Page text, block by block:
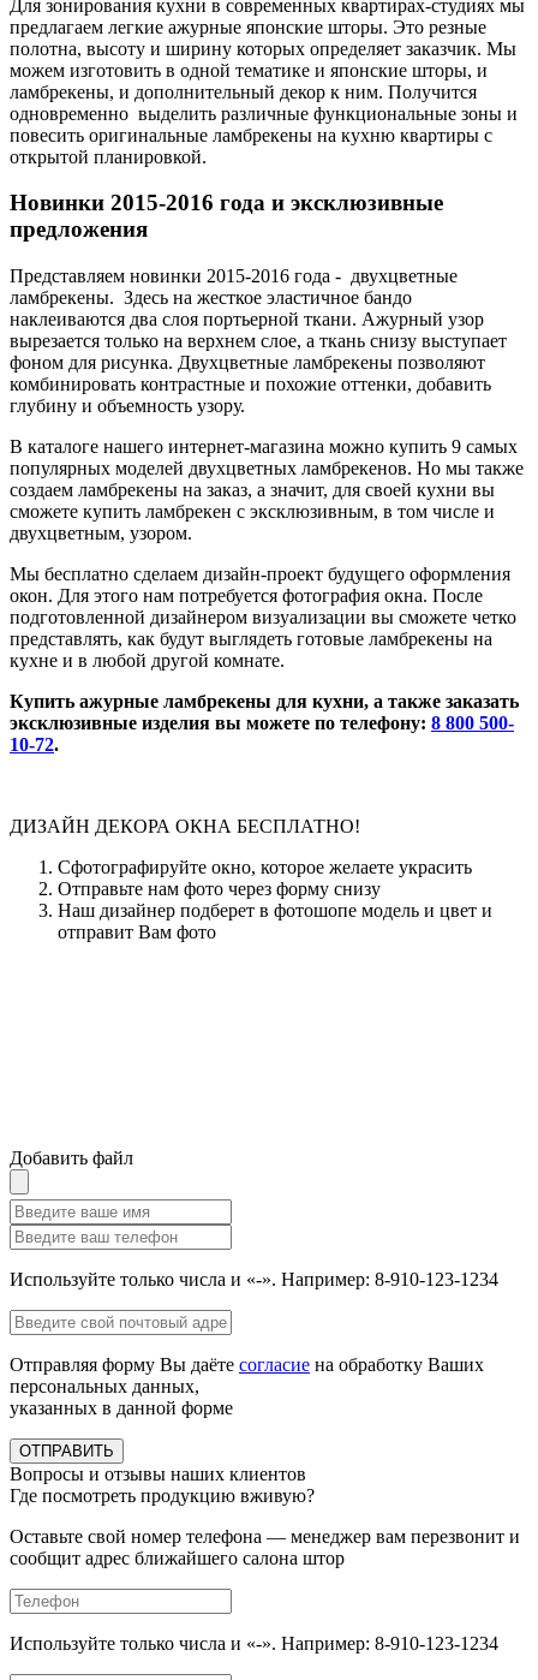
Для зонирования кухни в современных квартирах-студиях мы
предлагаем легкие ажурные японские шторы. Это резные
полотна, высоту и ширину которых определяет заказчик. Мы
можем изготовить в одной тематике и японские шторы, и
ламбрекены, и дополнительный декор к ним. Получится
одновременно выделить различные функциональные зоны и
повесить оригинальные ламбрекены на кухню квартиры с
открытой планировкой.
Новинки 2015-2016 года и эксклюзивные
предложения
Представляем новинки 2015-2016 года - двухцветные
ламбрекены. Здесь на жесткое эластичное бандо
наклеиваются два слоя портьерной ткани. Ажурный узор
вырезается только на верхнем слое, а ткань снизу выступает
фоном для рисунка. Двухцветные ламбрекены позволяют
комбинировать контрастные и похожие оттенки, добавить
глубину и объемность узору.
В каталоге нашего интернет-магазина можно купить 9 самых
популярных моделей двухцветных ламбрекенов. Но мы также
создаем ламбрекены на заказ, а значит, для своей кухни вы
сможете купить ламбрекен с эксклюзивным, в том числе и
двухцветным, узором.
Мы бесплатно сделаем дизайн-проект будущего оформления
окон. Для этого нам потребуется фотография окна. После
подготовленной дизайнером визуализации вы сможете четко
представлять, как будут выглядеть готовые ламбрекены на
кухне и в любой другой комнате.
Купить ажурные ламбрекены для кухни, а также заказать
эксклюзивные изделия вы можете по телефону: 8 800 500-
10-72.
ДИЗАЙН ДЕКОРА ОКНА БЕСПЛАТНО!
Сфотографируйте окно, которое желаете украсить
Отправьте нам фото через форму снизу
Наш дизайнер подберет в фотошопе модель и цвет и
отправит Вам фото
Добавить файл
Используйте только числа и «-». Например: 8-910-123-1234
Отправляя форму Вы даёте согласие на обработку Ваших
персональных данных,
указанных в данной форме
ОТПРАВИТЬ
Вопросы и отзывы наших клиентов
Где посмотреть продукцию вживую?
Оставьте свой номер телефона — менеджер вам перезвонит и
сообщит адрес ближайшего салона штор
Используйте только числа и «-». Например: 8-910-123-1234